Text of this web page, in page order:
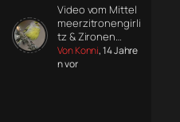
Video vom Mittel
meerzitronengirli
tz & Zironen…
Von Konni, 14 Jahre
n vor